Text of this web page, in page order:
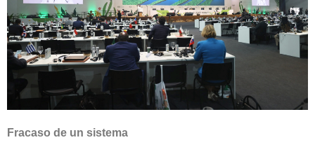
Fracaso de un sistema